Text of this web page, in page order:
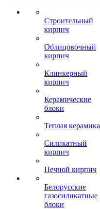
Строительный
кирпич
Облицовочный
кирпич
Клинкерный
кирпич
Керамические
блоки
Теплая керамика
Силикатный
кирпич
Печной кирпич
Белорусские
газосиликатные
блоки